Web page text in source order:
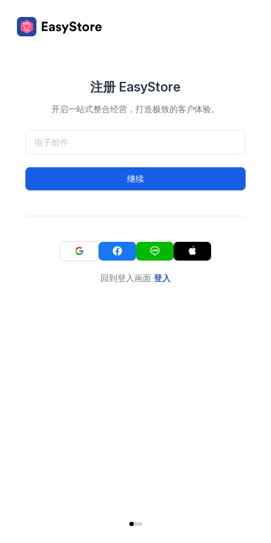
注册 EasyStore
开启一站式整合经营，打造极致的客户体验。
继续
回到登入画面 登入